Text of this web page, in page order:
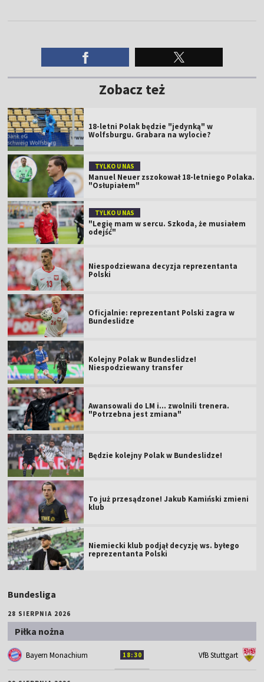
Zobacz też
18-letni Polak będzie "jedynką" w
Wolfsburgu. Grabara na wylocie?
TYLKO U NAS
Manuel Neuer zszokował 18-letniego Polaka.
"Osłupiałem"
TYLKO U NAS
"Legię mam w sercu. Szkoda, że musiałem
odejść"
Niespodziewana decyzja reprezentanta
Polski
Oficjalnie: reprezentant Polski zagra w
Bundeslidze
Kolejny Polak w Bundeslidze!
Niespodziewany transfer
Awansowali do LM i... zwolnili trenera.
"Potrzebna jest zmiana"
Będzie kolejny Polak w Bundeslidze!
To już przesądzone! Jakub Kamiński zmieni
klub
Niemiecki klub podjął decyzję ws. byłego
reprezentanta Polski
Bundesliga
28 SIERPNIA 2026
Piłka nożna
Bayern Monachium 18:30 VfB Stuttgart